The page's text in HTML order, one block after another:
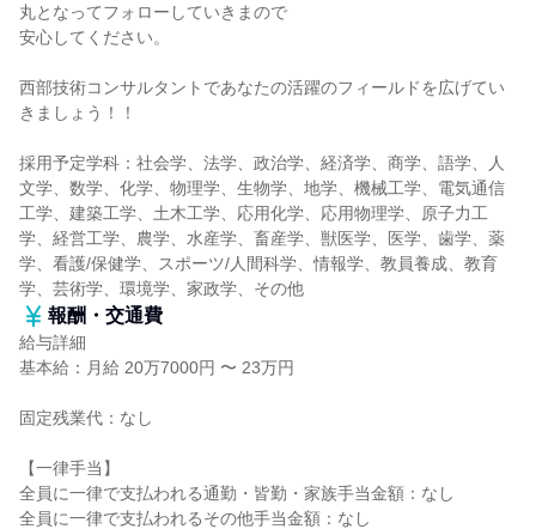
丸となってフォローしていきまので
安心してください。
西部技術コンサルタントであなたの活躍のフィールドを広げてい
きましょう！！
採用予定学科：社会学、法学、政治学、経済学、商学、語学、人
文学、数学、化学、物理学、生物学、地学、機械工学、電気通信
工学、建築工学、土木工学、応用化学、応用物理学、原子力工
学、経営工学、農学、水産学、畜産学、獣医学、医学、歯学、薬
学、看護/保健学、スポーツ/人間科学、情報学、教員養成、教育
学、芸術学、環境学、家政学、その他
報酬・交通費
給与詳細
基本給：月給 20万7000円 〜 23万円
固定残業代：なし
【一律手当】
全員に一律で支払われる通勤・皆勤・家族手当金額：なし
全員に一律で支払われるその他手当金額：なし